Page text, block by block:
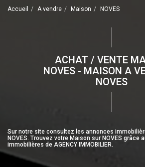
Accueil A vendre Maison NOVES
ACHAT / VENTE
NOVES - MAISON A
NOVES
Sur notre site consultez les annonces
NOVES. Trouvez votre Maison sur NOVES grâce
immobilières de AGENCY IMMOBILIER.